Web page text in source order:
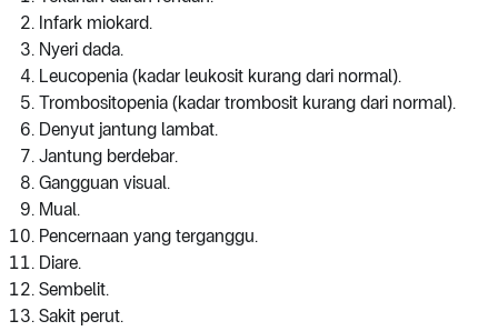
Infark miokard.
Nyeri dada.
Leucopenia (kadar leukosit kurang dari normal).
Trombositopenia (kadar trombosit kurang dari normal).
Denyut jantung lambat.
Jantung berdebar.
Gangguan visual.
Mual.
Pencernaan yang terganggu.
Diare.
Sembelit.
Sakit perut.